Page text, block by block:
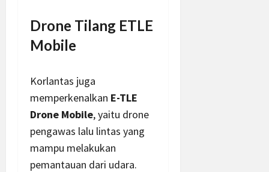
Drone Tilang ETLE
Mobile
Korlantas juga
memperkenalkan E-TLE
Drone Mobile, yaitu drone
pengawas lalu lintas yang
mampu melakukan
pemantauan dari udara.